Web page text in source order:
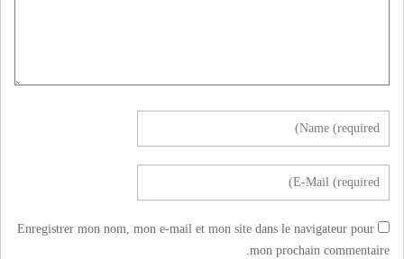
Enregistrer mon nom, mon e-mail et mon site dans le navigateur pour
mon prochain commentaire.